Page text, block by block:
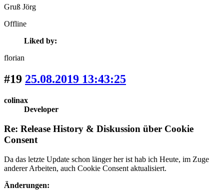
Gruß Jörg
Offline
Liked by:
florian
#19 25.08.2019 13:43:25
colinax
Developer
Re: Release History & Diskussion über Cookie
Consent
Da das letzte Update schon länger her ist hab ich Heute, im Zuge
anderer Arbeiten, auch Cookie Consent aktualisiert.
Änderungen: